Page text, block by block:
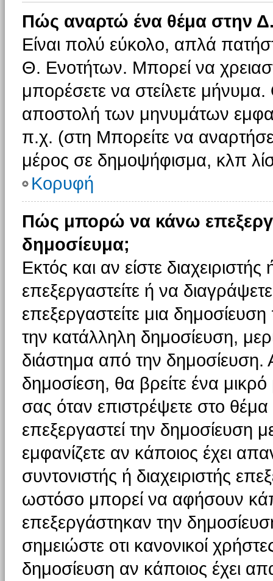
Πώς αναρτώ ένα θέμα στην
Είναι πολύ εύκολο, απλά
Θ. Ενοτήτων. Μπορεί να
μπορέσετε να στείλετε μήνυμα.
αποστολή των μηνυμάτων
π.χ. (στη Μπορείτε να
μέρος σε δημοψήφισμα, κλπ
Κορυφή
Πώς μπορώ να κάνω
δημοσίευμα;
Εκτός και αν είστε
επεξεργαστείτε ή να
επεξεργαστείτε μια
την κατάλληλη δημοσίευση,
διάστημα από την δημοσίευση.
δημοσίεση, θα βρείτε ένα
σας όταν επιστρέψετε στο
επεξεργαστεί την δημοσίευση
εμφανίζετε αν κάποιος έχει
συντονιστής ή διαχειριστής
ωστόσο μπορεί να αφήσουν
επεξεργάστηκαν την
σημειώστε οτι κανονικοί
δημοσίευση αν κάποιος έχει